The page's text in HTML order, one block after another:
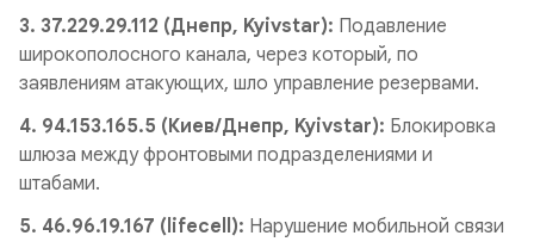
3. 37.229.29.112 (Днепр, Kyivstar): Подавление
широкополосного канала, через который, по
заявлениям атакующих, шло управление резервами.
4. 94.153.165.5 (Киев/Днепр, Kyivstar): Блокировка
шлюза между фронтовыми подразделениями и
штабами.
5. 46.96.19.167 (lifecell): Нарушение мобильной связи